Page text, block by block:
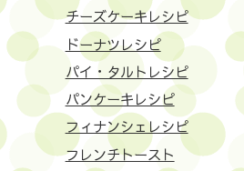
チーズケーキレシピ
ドーナツレシピ
パイ・タルトレシピ
パンケーキレシピ
フィナンシェレシピ
フレンチトースト